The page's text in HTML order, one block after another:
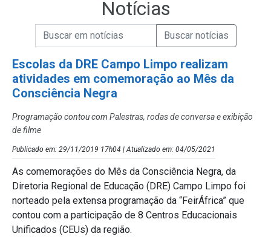
Notícias
Campo de Busca de Notícias
Campo de Busca de informaçõesEnviar a Busca de Notícias
Escolas da DRE Campo Limpo realizam
atividades em comemoração ao Mês da
Consciência Negra
Programação contou com Palestras, rodas de conversa e exibição
de filme
Publicado em: 29/11/2019 17h04 | Atualizado em: 04/05/2021
As comemorações do Mês da Consciência Negra, da
Diretoria Regional de Educação (DRE) Campo Limpo foi
norteado pela extensa programação da “FeirÁfrica” que
contou com a participação de 8 Centros Educacionais
Unificados (CEUs) da região.